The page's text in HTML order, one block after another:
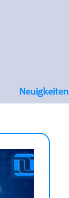
Neuigkeiten